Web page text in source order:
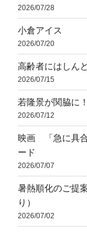
2026/07/28
小倉アイス
2026/07/20
高齢者にはしん
2026/07/15
若隆景が関脇に！
2026/07/12
映画 「急に具合
ード
2026/07/07
暑熱順化のご提
り）
2026/07/02